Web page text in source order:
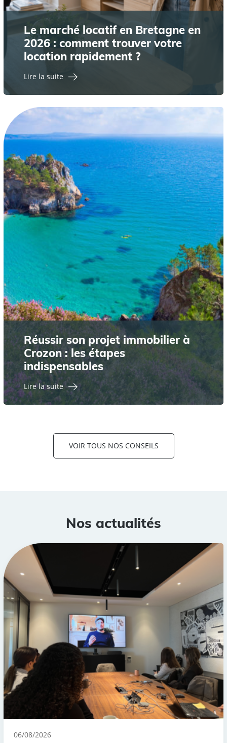
Le marché locatif en Bretagne en
2026 : comment trouver votre
location rapidement ?
Lire la suite
Réussir son projet immobilier à
Crozon : les étapes
indispensables
Lire la suite
VOIR TOUS NOS CONSEILS
Nos actualités
06/08/2026